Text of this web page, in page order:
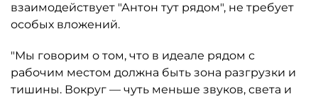
взаимодействует "Антон тут рядом", не требует
особых вложений.
"Мы говорим о том, что в идеале рядом с
рабочим местом должна быть зона разгрузки и
тишины. Вокруг — чуть меньше звуков, света и